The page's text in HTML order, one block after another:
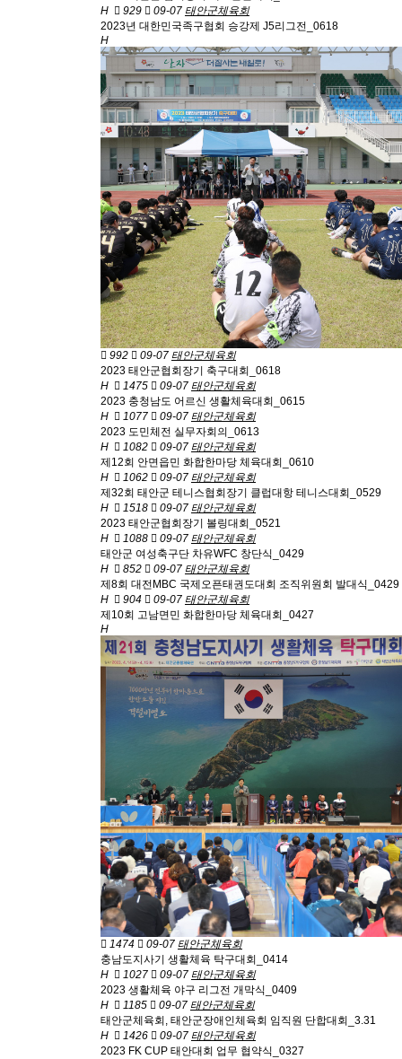
H
929 09-07 태안군체육회
2023년 대한민국족구협회 승강제 J5리그전_0618
H
992 09-07 태안군체육회
2023 태안군협회장기 축구대회_0618
H
1475 09-07 태안군체육회
2023 충청남도 어르신 생활체육대회_0615
H
1077 09-07 태안군체육회
2023 도민체전 실무자회의_0613
H
1082 09-07 태안군체육회
제12회 안면읍민 화합한마당 체육대회_0610
H
1062 09-07 태안군체육회
제32회 태안군 테니스협회장기 클럽대항 테니스대회_0529
H
1518 09-07 태안군체육회
2023 태안군협회장기 볼링대회_0521
H
1088 09-07 태안군체육회
태안군 여성축구단 차유WFC 창단식_0429
H
852 09-07 태안군체육회
제8회 대전MBC 국제오픈태권도대회 조직위원회 발대식_0429
H
904 09-07 태안군체육회
제10회 고남면민 화합한마당 체육대회_0427
H
1474 09-07 태안군체육회
충남도지사기 생활체육 탁구대회_0414
H
1027 09-07 태안군체육회
2023 생활체육 야구 리그전 개막식_0409
H
1185 09-07 태안군체육회
태안군체육회, 태안군장애인체육회 임직원 단합대회_3.31
H
1426 09-07 태안군체육회
2023 FK CUP 태안대회 업무 협약식_0327